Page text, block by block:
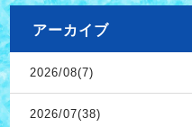
アーカイブ
2026/08(7)
2026/07(38)